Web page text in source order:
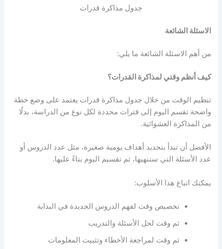
جدول مذاكرة قدرات
الاسئلة الشائعة
من أهم الاسئلة الشائعة ما يلي:
كيف أنظم وقتي لمذاكرة القدرات؟
تنظيم الوقت من خلال جدول مذاكرة قدرات يعتمد على وضع خطة
واضحة تقسم اليوم إلى فترات محددة لكل نوع من الدراسة، بدلًا
من المذاكرة العشوائية.
الأفضل أن تبدأ بتحديد أهداف يومية صغيرة، مثل عدد الدروس أو
عدد الأسئلة التي ستنهيها، ثم تقسيم اليوم بناءً عليها.
يمكنك اتباع هذا الأسلوب:
تخصيص وقت لفهم الدروس الجديدة في البداية
ثم وقت لحل الأسئلة والتدريب
ثم وقت لمراجعة الأخطاء وتثبيت المعلومات